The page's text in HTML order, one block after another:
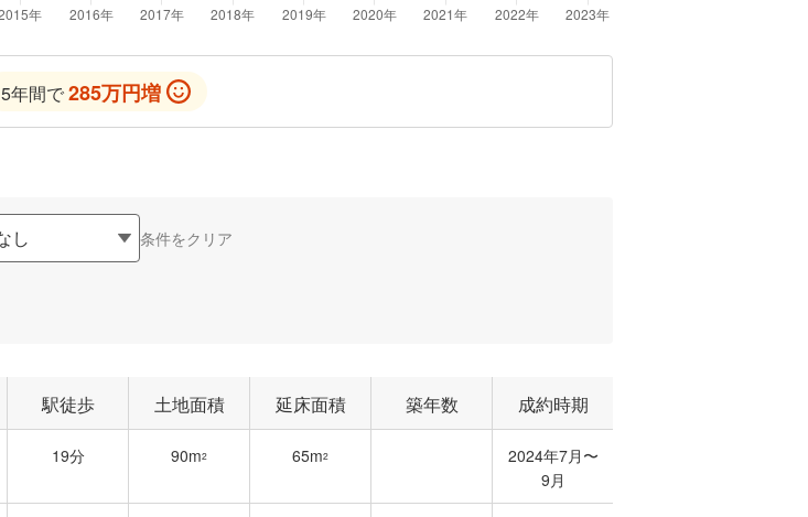
5年間で285万円増
条件をクリア
駅徒歩 土地面積 延床面積 築年数 成約時期
19分 90m2 65m2
2024年7月〜
9月